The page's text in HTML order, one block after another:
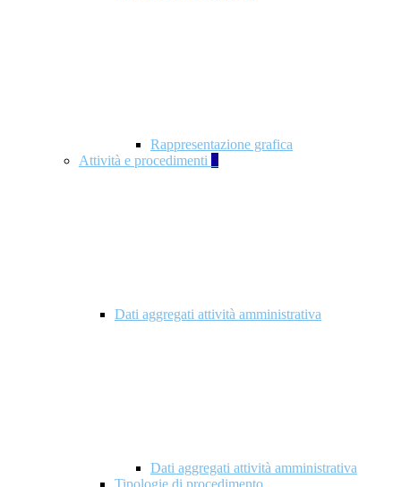
Rappresentazione grafica
Attività e procedimenti 5
Dati aggregati attività amministrativa
Dati aggregati attività amministrativa